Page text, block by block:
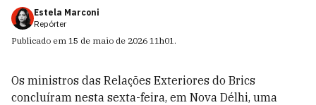
Estela Marconi
Repórter
Publicado em 15 de maio de 2026 11h01.
Os ministros das Relações Exteriores do Brics
concluíram nesta sexta-feira, em Nova Délhi, uma